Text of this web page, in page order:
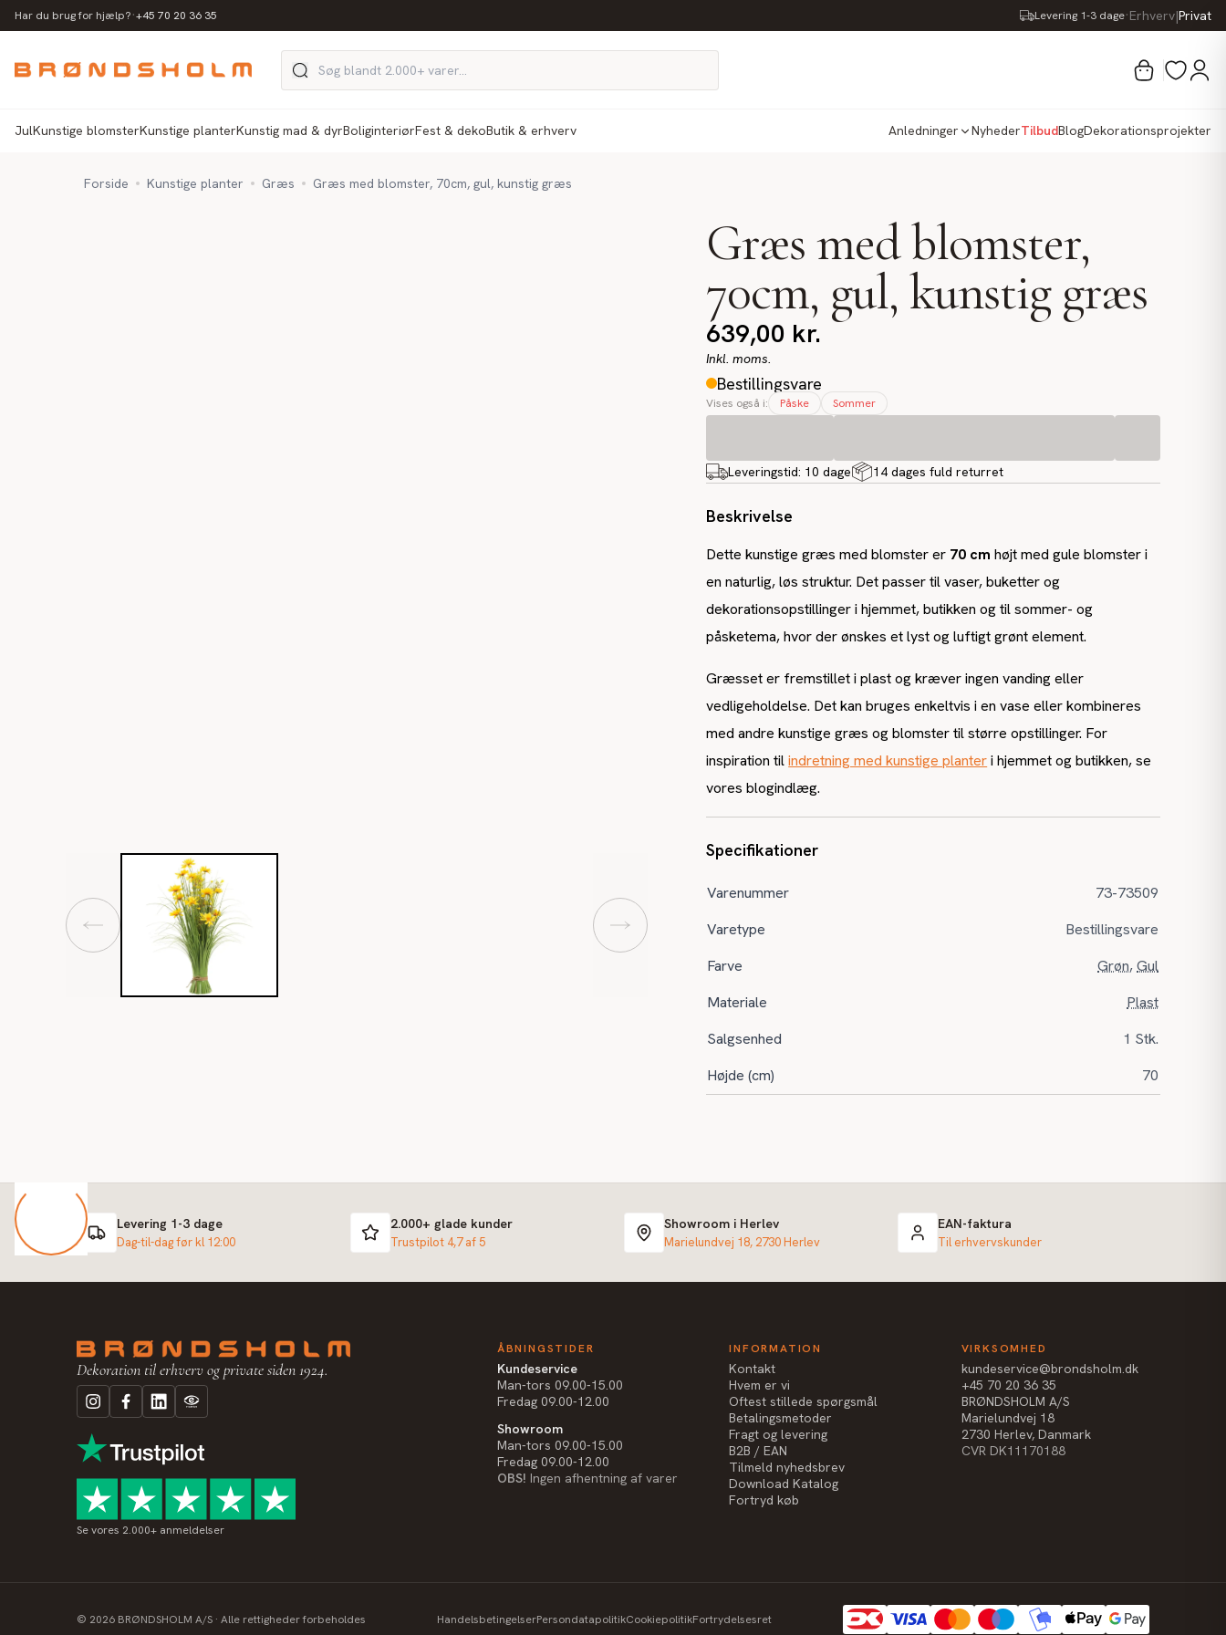
Har du brug for hjælp?·+45 70 20 36 35 Levering 1-3 dage·Erhverv|Privat
JulKunstige blomsterKunstige planterKunstig mad & dyrBoliginteriørFest & dekoButik & erhverv Anledninger NyhederTilbudBlogDekorationsprojekter
Forside Kunstige planter Græs Græs med blomster, 70cm, gul, kunstig græs
Græs med blomster,
70cm, gul, kunstig græs
639,00 kr.
Inkl. moms.
Bestillingsvare
Vises også i: Påske Sommer
Leveringstid: 10 dage 14 dages fuld returret
Beskrivelse
Dette kunstige græs med blomster er 70 cm højt med gule blomster i
en naturlig, løs struktur. Det passer til vaser, buketter og
dekorationsopstillinger i hjemmet, butikken og til sommer- og
påsketema, hvor der ønskes et lyst og luftigt grønt element.
Græsset er fremstillet i plast og kræver ingen vanding eller
vedligeholdelse. Det kan bruges enkeltvis i en vase eller kombineres
med andre kunstige græs og blomster til større opstillinger. For
inspiration tilindretning med kunstige planteri hjemmet og butikken, se
vores blogindlæg.
Specifikationer
Varenummer
73-73509
Varetype
Bestillingsvare
Farve
Grøn,Gul
Materiale
Plast
Salgsenhed
1 Stk.
Højde (cm)
70
Levering 1-3 dage
Dag-til-dag før kl 12:00
2.000+ glade kunder
Trustpilot 4,7 af 5
Showroom i Herlev
Marielundvej 18, 2730 Herlev
EAN-faktura
Til erhvervskunder
Dekoration til erhverv og private siden 1924.
Se vores 2.000+ anmeldelser
ÅBNINGSTIDER
Kundeservice
Man-tors 09.00-15.00
Fredag 09.00-12.00
Showroom
Man-tors 09.00-15.00
Fredag 09.00-12.00
OBS! Ingen afhentning af varer
INFORMATION
Kontakt
Hvem er vi
Oftest stillede spørgsmål
Betalingsmetoder
Fragt og levering
B2B / EAN
Tilmeld nyhedsbrev
Download Katalog
Fortryd køb
VIRKSOMHED
kundeservice@brondsholm.dk
+45 70 20 36 35
BRØNDSHOLM A/S
Marielundvej 18
2730 Herlev, Danmark
CVR DK11170188
© 2026 BRØNDSHOLM A/S · Alle rettigheder forbeholdes HandelsbetingelserPersondatapolitikCookiepolitikFortrydelsesret